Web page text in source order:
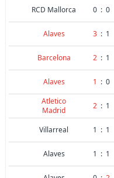
RCD Mallorca 0 : 0
Alaves 3 : 1
Barcelona 2 : 1
Alaves 1 : 0
Atletico
Madrid
2 : 1
Villarreal 1 : 1
Alaves 1 : 1